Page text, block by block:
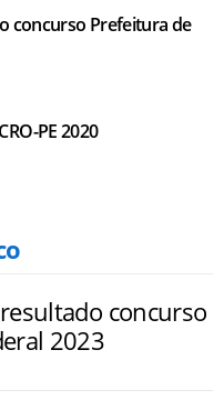
concurso Prefeitura de
PE 2020
concurso
2023